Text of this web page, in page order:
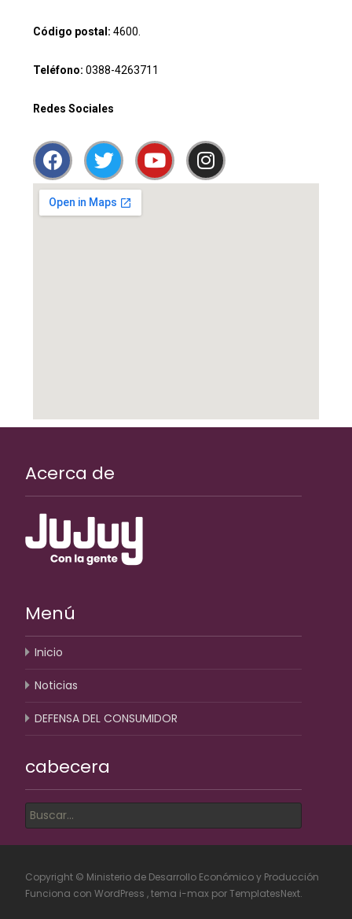
Código postal: 4600.
Teléfono: 0388-4263711
Redes Sociales
Acerca de
Menú
Inicio
Noticias
DEFENSA DEL CONSUMIDOR
cabecera
Copyright © Ministerio de Desarrollo Económico y Producción
Funciona con WordPress , tema i-max por TemplatesNext.